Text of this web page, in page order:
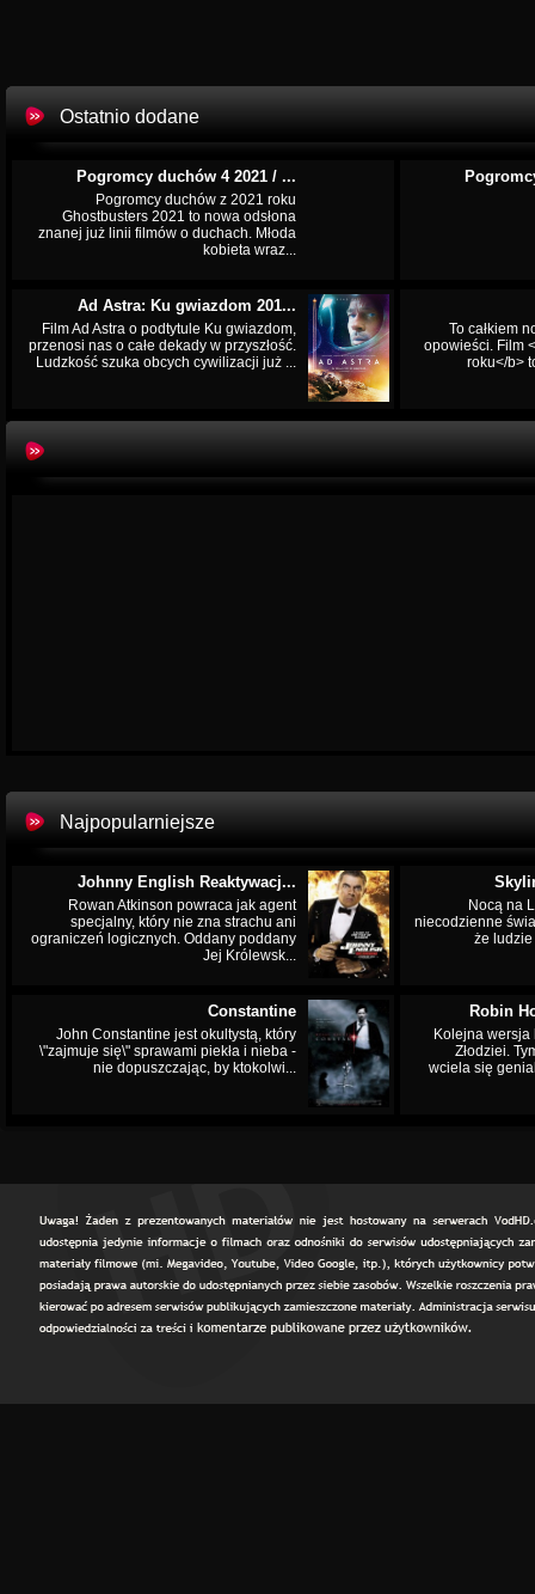
Ostatnio dodane
Pogromcy duchów 4 2021 / ...
Pogromcy duchów z 2021 roku
Ghostbusters 2021 to nowa odsłona
znanej już linii filmów o duchach. Młoda
kobieta wraz...
Ad Astra: Ku gwiazdom 201...
Film Ad Astra o podtytule Ku gwiazdom,
przenosi nas o całe dekady w przyszłość.
Ludzkość szuka obcych cywilizacji już ...
To całkiem
opowieści. Film
roku</b>
Najpopularniejsze
Johnny English Reaktywacj...
Rowan Atkinson powraca jak agent
specjalny, który nie zna strachu ani
ograniczeń logicznych. Oddany poddany
Jej Królewsk...
Nocą na
niecodzienne
że
Constantine
John Constantine jest okultystą, który
\"zajmuje się\" sprawami piekła i nieba -
nie dopuszczając, by ktokolwi...
Robin
Kolejna wersja
Złodziei.
wciela się